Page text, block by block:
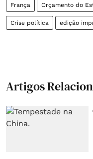
França Orçamento do
Crise política edição
Artigos